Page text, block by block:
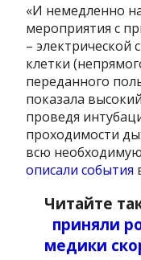
«И немедленно
мероприятия с
– электрической
клетки
переданного
показала
проведя
проходимости
всю
описали события
Читайте
приняли
медики